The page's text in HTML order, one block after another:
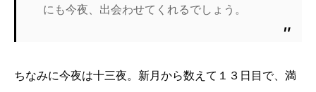
にも今夜、出会わせてくれるでしょう。
ちなみに今夜は十三夜。新月から数えて１３日目で、満